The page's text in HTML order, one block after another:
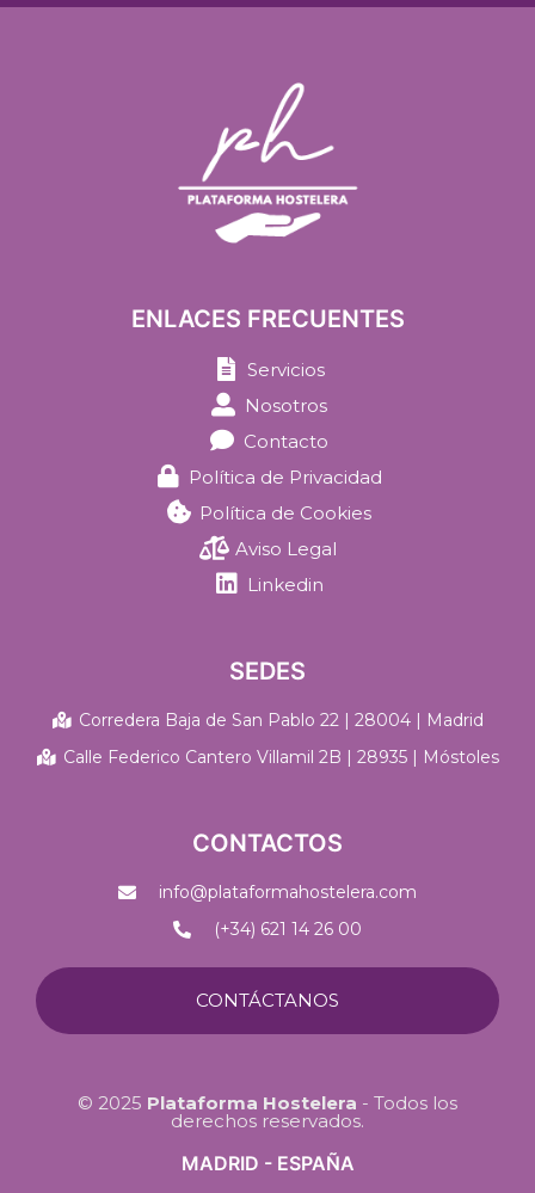
ENLACES FRECUENTES
Servicios
Nosotros
Contacto
Política de Privacidad
Política de Cookies
Aviso Legal
Linkedin
SEDES
Corredera Baja de San Pablo 22 | 28004 | Madrid
Calle Federico Cantero Villamil 2B | 28935 | Móstoles
CONTACTOS
info@plataformahostelera.com
(+34) 621 14 26 00
CONTÁCTANOS
© 2025 Plataforma Hostelera - Todos los
derechos reservados.
MADRID - ESPAÑA